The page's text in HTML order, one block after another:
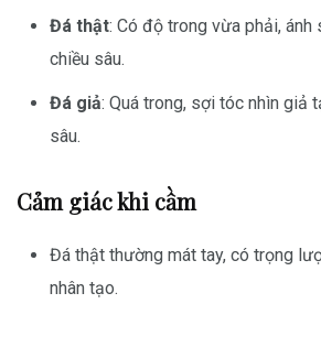
Đá thật: Có độ trong vừa phải, ánh
chiều sâu.
Đá giả: Quá trong, sợi tóc nhìn giả
sâu.
Cảm giác khi cầm
Đá thật thường mát tay, có trọng
nhân tạo.